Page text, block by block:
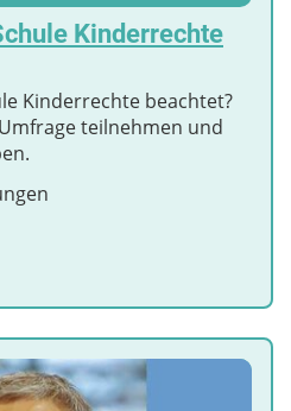
Kinderrechte
Kinderrechte beachtet?
teilnehmen und